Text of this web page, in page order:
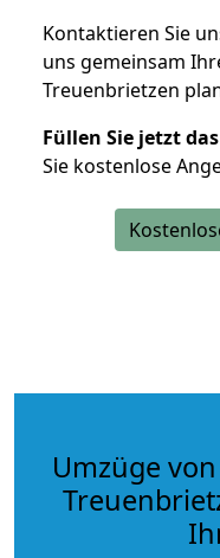
Kontaktieren Sie
uns gemeinsam
Treuenbrietzen
Füllen Sie jetzt
Sie kostenlose
Umzüge